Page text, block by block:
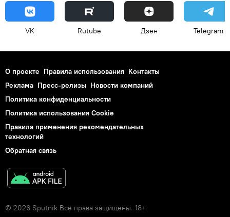
VK Rutube Дзен Telegram
О проекте Правила использования Контакты
Реклама Пресс-релизы Новости компаний
Политика конфиденциальности
Политика использования Cookie
Правила применения рекомендательных
технологий
Обратная связь
© 2026 Sputnik Все права защищены. 18+